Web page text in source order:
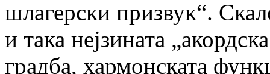
шлагерски призвук“.
и така нејзината
градба, хармонската